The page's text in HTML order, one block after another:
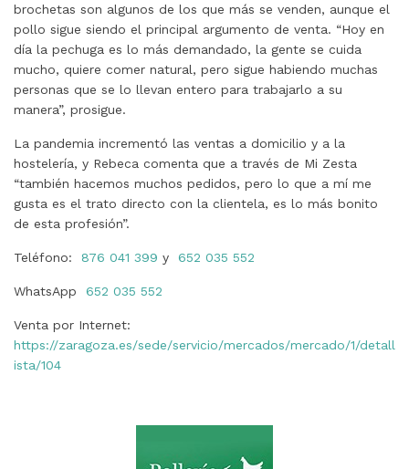
brochetas son algunos de los que más se venden, aunque el
pollo sigue siendo el principal argumento de venta. “Hoy en
día la pechuga es lo más demandado, la gente se cuida
mucho, quiere comer natural, pero sigue habiendo muchas
personas que se lo llevan entero para trabajarlo a su
manera”, prosigue.
La pandemia incrementó las ventas a domicilio y a la
hostelería, y Rebeca comenta que a través de Mi Zesta
“también hacemos muchos pedidos, pero lo que a mí me
gusta es el trato directo con la clientela, es lo más bonito
de esta profesión”.
Teléfono: 876 041 399 y 652 035 552
WhatsApp 652 035 552
Venta por Internet:
https://zaragoza.es/sede/servicio/mercados/mercado/1/detall
ista/104